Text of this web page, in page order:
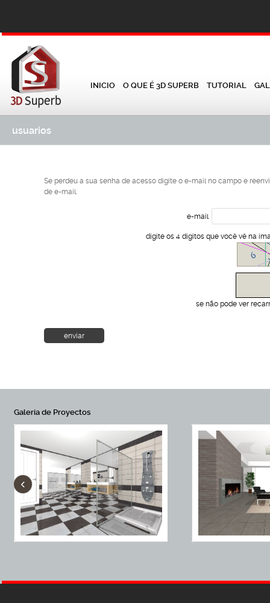
INICIO O QUE É 3D SUPERB TUTORIAL
usuarios
Se perdeu a sua senha de acesso digite o e-mail no campo e
de e-mail.
e-mail
digite os 4 dígitos que você vê na
se não pode ver
Galeria de Proyectos
‹